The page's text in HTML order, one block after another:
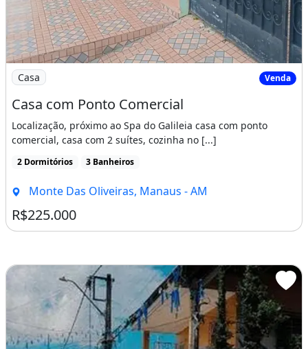
Imagem: Casa com Ponto Comercial
Casa Venda
Casa com Ponto Comercial
Localização, próximo ao Spa do Galileia casa com ponto
comercial, casa com 2 suítes, cozinha no [...]
2 Dormitórios 3 Banheiros
Monte Das Oliveiras, Manaus - AM
R$225.000